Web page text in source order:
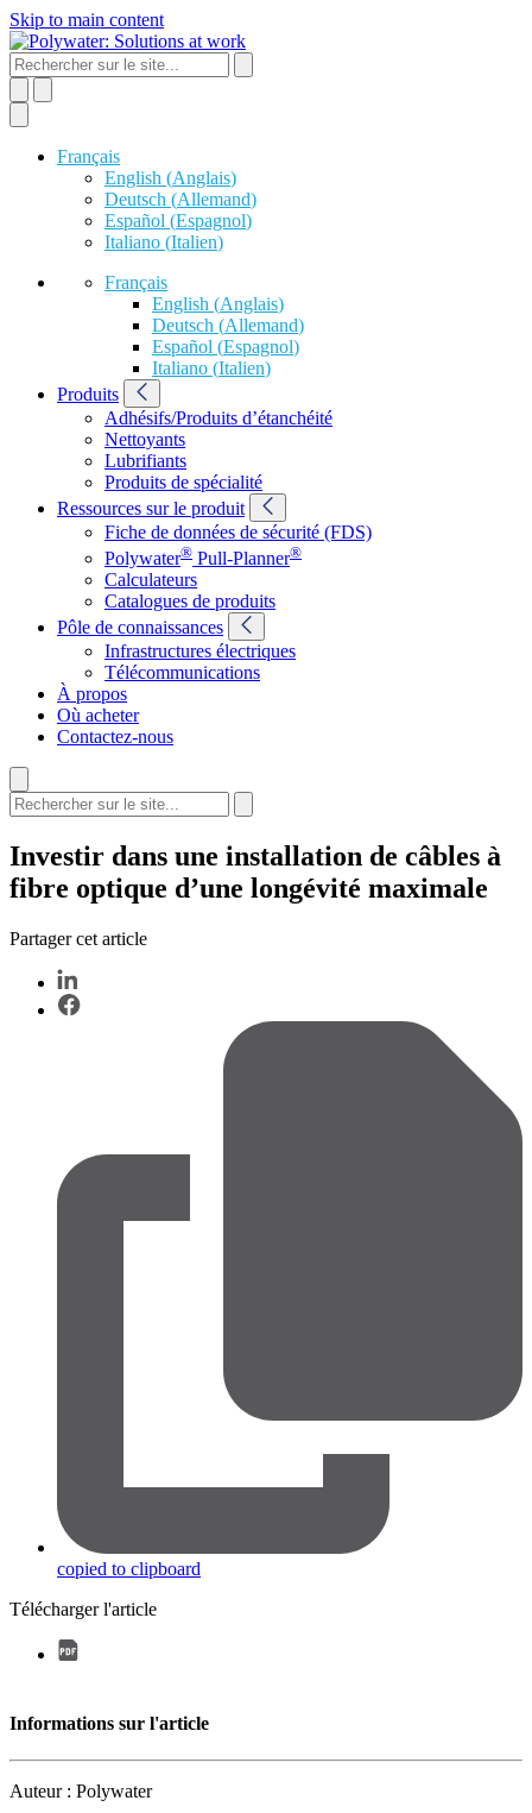
Skip to main content
Français
English (Anglais)
Deutsch (Allemand)
Español (Espagnol)
Italiano (Italien)
Français
English (Anglais)
Deutsch (Allemand)
Español (Espagnol)
Italiano (Italien)
Produits
Adhésifs/Produits d’étanchéité
Nettoyants
Lubrifiants
Produits de spécialité
Ressources sur le produit
Fiche de données de sécurité (FDS)
Polywater® Pull-Planner®
Calculateurs
Catalogues de produits
Pôle de connaissances
Infrastructures électriques
Télécommunications
À propos
Où acheter
Contactez-nous
Investir dans une installation de câbles à
fibre optique d’une longévité maximale
Partager cet article
copied to clipboard
Télécharger l'article
Informations sur l'article
Auteur : Polywater